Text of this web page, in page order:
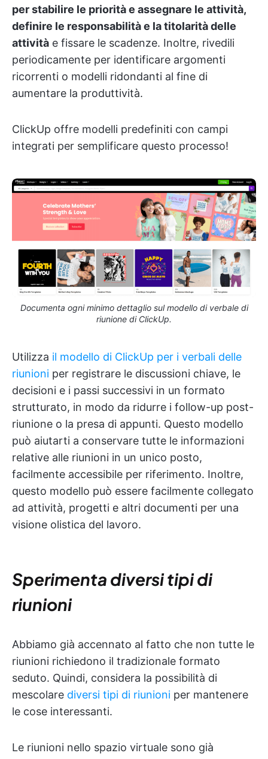
per stabilire le priorità e assegnare le attività,
definire le responsabilità e la titolarità delle
attività e fissare le scadenze. Inoltre, rivedili
periodicamente per identificare argomenti
ricorrenti o modelli ridondanti al fine di
aumentare la produttività.
ClickUp offre modelli predefiniti con campi
integrati per semplificare questo processo!
Documenta ogni minimo dettaglio sul modello di verbale di
riunione di ClickUp.
Utilizza il modello di ClickUp per i verbali delle
riunioni per registrare le discussioni chiave, le
decisioni e i passi successivi in un formato
strutturato, in modo da ridurre i follow-up post-
riunione o la presa di appunti. Questo modello
può aiutarti a conservare tutte le informazioni
relative alle riunioni in un unico posto,
facilmente accessibile per riferimento. Inoltre,
questo modello può essere facilmente collegato
ad attività, progetti e altri documenti per una
visione olistica del lavoro.
Sperimenta diversi tipi di
riunioni
Abbiamo già accennato al fatto che non tutte le
riunioni richiedono il tradizionale formato
seduto. Quindi, considera la possibilità di
mescolare diversi tipi di riunioni per mantenere
le cose interessanti.
Le riunioni nello spazio virtuale sono già